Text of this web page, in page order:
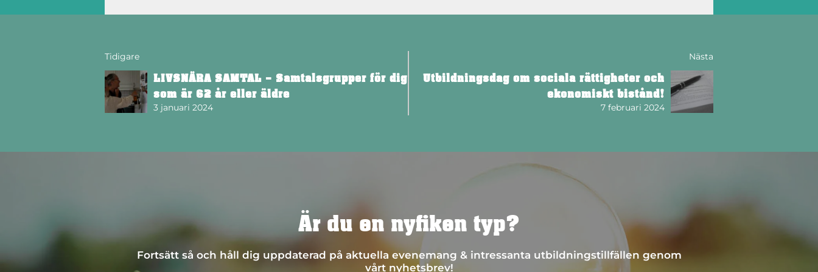
Tidigare
LIVSNÄRA SAMTAL – Samtalsgrupper för dig
som är 62 år eller äldre
3 januari 2024
Nästa
Utbildningsdag om sociala rättigheter och
ekonomiskt bistånd!
7 februari 2024
Är du en nyfiken typ?
Fortsätt så och håll dig uppdaterad på aktuella evenemang & intressanta utbildningstillfällen genom
vårt nyhetsbrev!